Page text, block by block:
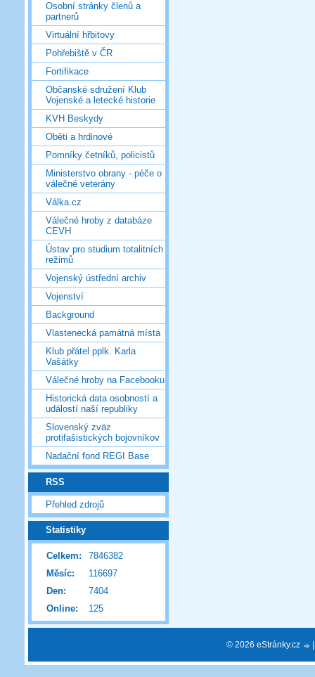
Osobní stránky členů a
partnerů
Virtuální hřbitovy
Pohřebiště v ČR
Fortifikace
Občanské sdružení Klub
Vojenské a letecké historie
KVH Beskydy
Oběti a hrdinové
Pomníky četníků, policistů
Ministerstvo obrany - péče o
válečné veterány
Válka.cz
Válečné hroby z databáze
CEVH
Ústav pro studium totalitních
režimů
Vojenský ústřední archiv
Vojenství
Background
Vlastenecká památná místa
Klub přátel pplk. Karla
Vašátky
Válečné hroby na Facebooku
Historická data osobností a
událostí naší republiky
Slovenský zväz
protifašistických bojovníkov
Nadační fond REGI Base
RSS
Přehled zdrojů
Statistiky
Online: 125
Celkem:
7846382
Měsíc:
116697
Den:
7404
© 2026 eStránky.cz